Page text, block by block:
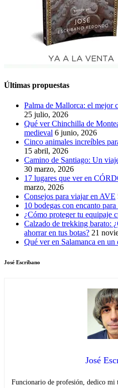
Últimas propuestas
Palma de Mallorca: el mejor
25 julio, 2026
Qué ver Chinchilla de
medieval 6 junio, 2026
Cinco animales increíbles
15 abril, 2026
Camino de Santiago: Un
30 marzo, 2026
17 lugares que ver en
marzo, 2026
Consejos para viajar en AVE
10 bodegas con encanto
¿Cómo proteger tu equipaje
Calzado de trekking barato:
ahorrar en tus botas? 21
Qué ver en Salamanca en un
José Escribano
José
Funcionario de profesión, dedico